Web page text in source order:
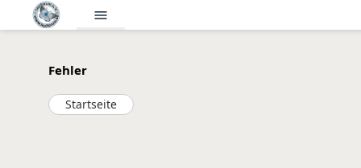
menu
Fehler
Startseite